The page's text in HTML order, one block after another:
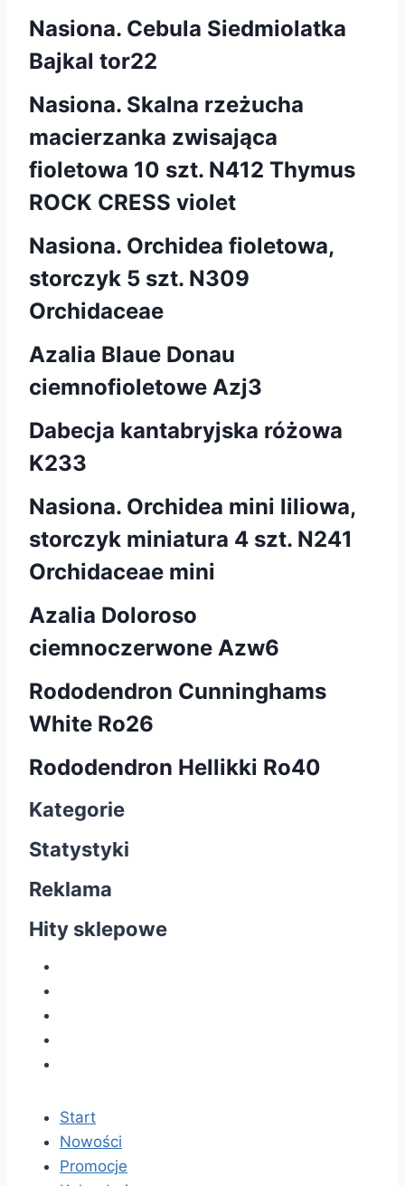
Nasiona. Cebula Siedmiolatka
Bajkal tor22
Nasiona. Skalna rzeżucha
macierzanka zwisająca
fioletowa 10 szt. N412 Thymus
ROCK CRESS violet
Nasiona. Orchidea fioletowa,
storczyk 5 szt. N309
Orchidaceae
Azalia Blaue Donau
ciemnofioletowe Azj3
Dabecja kantabryjska różowa
K233
Nasiona. Orchidea mini liliowa,
storczyk miniatura 4 szt. N241
Orchidaceae mini
Azalia Doloroso
ciemnoczerwone Azw6
Rododendron Cunninghams
White Ro26
Rododendron Hellikki Ro40
Kategorie
Statystyki
Reklama
Hity sklepowe
Start
Nowości
Promocje